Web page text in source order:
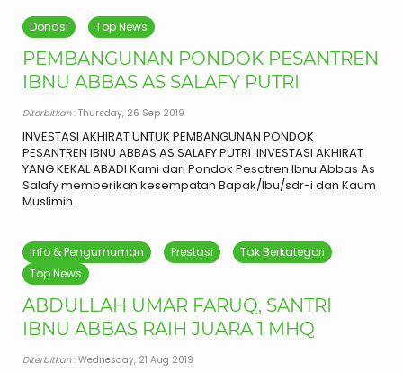
Donasi Top News
PEMBANGUNAN PONDOK PESANTREN
IBNU ABBAS AS SALAFY PUTRI
Diterbitkan: Thursday, 26 Sep 2019
INVESTASI AKHIRAT UNTUK PEMBANGUNAN PONDOK
PESANTREN IBNU ABBAS AS SALAFY PUTRI INVESTASI AKHIRAT
YANG KEKAL ABADI Kami dari Pondok Pesatren Ibnu Abbas As
Salafy memberikan kesempatan Bapak/Ibu/sdr-i dan Kaum
Muslimin..
Info & Pengumuman Prestasi
Tak Berkategori
Top News
ABDULLAH UMAR FARUQ, SANTRI
IBNU ABBAS RAIH JUARA 1 MHQ
Diterbitkan: Wednesday, 21 Aug 2019